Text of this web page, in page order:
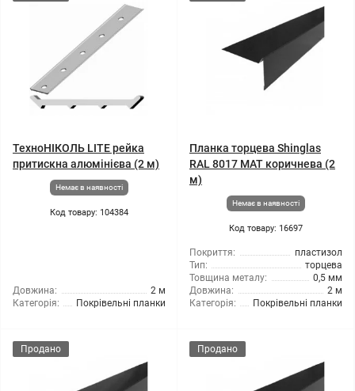
ТехноНІКОЛЬ LITE рейка
притискна алюмінієва (2 м)
Немає в наявності
Код товару: 104384
Довжина:
2 м
Категорія:
Покрівельні планки
Планка торцева Shinglas
RAL 8017 МАТ коричнева (2
м)
Немає в наявності
Код товару: 16697
Покриття:
пластизол
Тип:
торцева
Товщина металу:
0,5 мм
Довжина:
2 м
Категорія:
Покрівельні планки
Продано Продано